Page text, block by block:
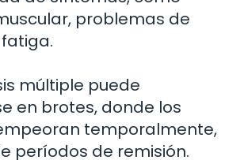
problemas de
múltiple puede
en brotes, donde los
temporalmente,
períodos de remisión.